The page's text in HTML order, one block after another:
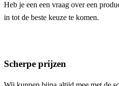
Heb je een een vraag over een
in tot de beste keuze te komen.
Scherpe prijzen